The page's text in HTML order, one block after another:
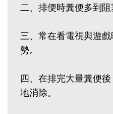
二、排便時糞便多到阻
三、常在看電視與遊
勢。
四、在排完大量糞便
地消除。